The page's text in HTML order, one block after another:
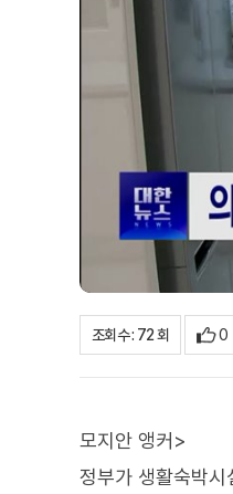
조회수 : 72 회 0
모지안 앵커>
정부가 생활숙박